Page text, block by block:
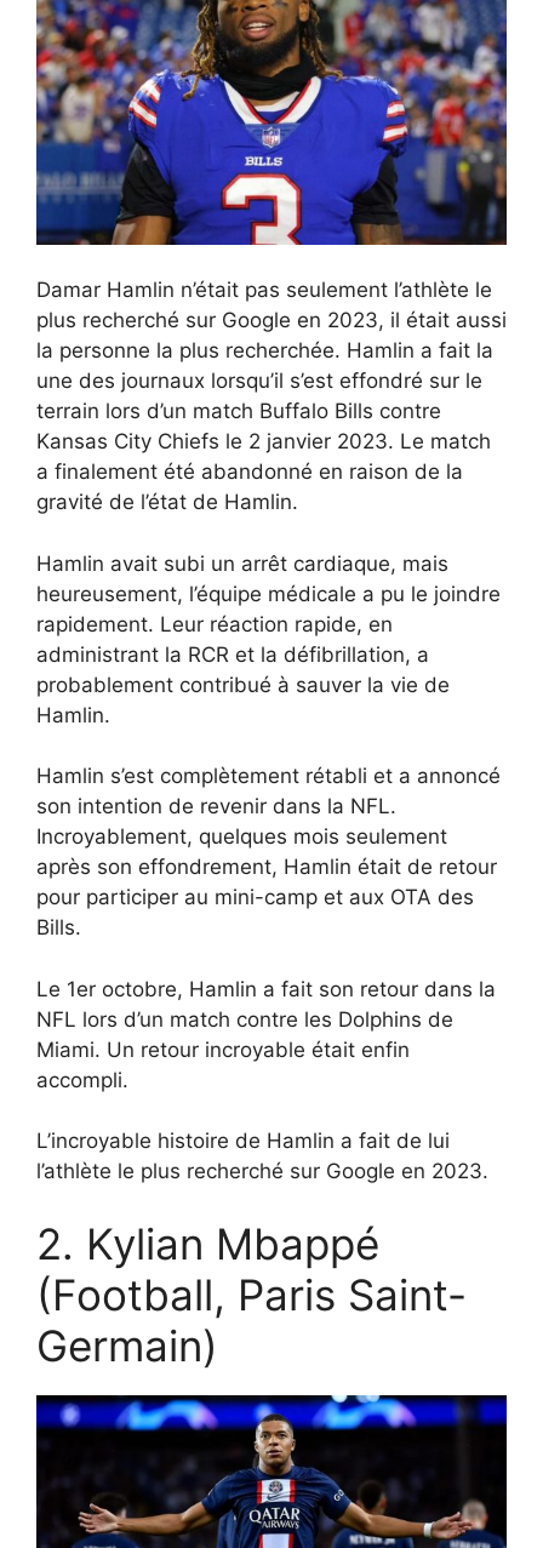
Damar Hamlin n’était pas seulement l’athlète le
plus recherché sur Google en 2023, il était aussi
la personne la plus recherchée. Hamlin a fait la
une des journaux lorsqu’il s’est effondré sur le
terrain lors d’un match Buffalo Bills contre
Kansas City Chiefs le 2 janvier 2023. Le match
a finalement été abandonné en raison de la
gravité de l’état de Hamlin.
Hamlin avait subi un arrêt cardiaque, mais
heureusement, l’équipe médicale a pu le joindre
rapidement. Leur réaction rapide, en
administrant la RCR et la défibrillation, a
probablement contribué à sauver la vie de
Hamlin.
Hamlin s’est complètement rétabli et a annoncé
son intention de revenir dans la NFL.
Incroyablement, quelques mois seulement
après son effondrement, Hamlin était de retour
pour participer au mini-camp et aux OTA des
Bills.
Le 1er octobre, Hamlin a fait son retour dans la
NFL lors d’un match contre les Dolphins de
Miami. Un retour incroyable était enfin
accompli.
L’incroyable histoire de Hamlin a fait de lui
l’athlète le plus recherché sur Google en 2023.
2. Kylian Mbappé
(Football, Paris Saint-
Germain)